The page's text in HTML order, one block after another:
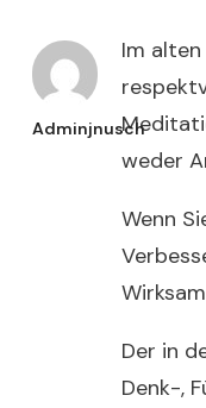
Adminjnusch
Im
weder
Wenn
Der in
Denk-,